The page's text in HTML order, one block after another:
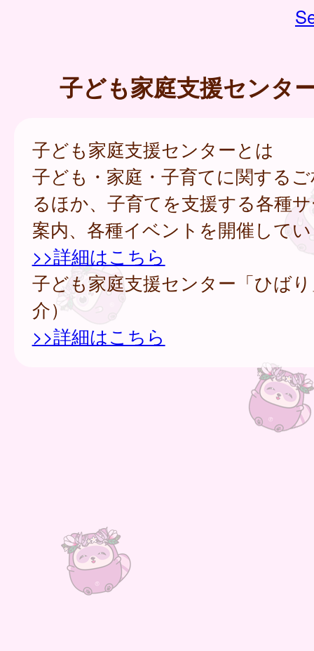
子ども家庭支援センタ
子ども家庭支援センターとは
子ども・家庭・子育てに関する
るほか、子育てを支援する各種
案内、各種イベントを開催して
>>詳細はこちら
子ども家庭支援センター「ひば
介）
>>詳細はこちら